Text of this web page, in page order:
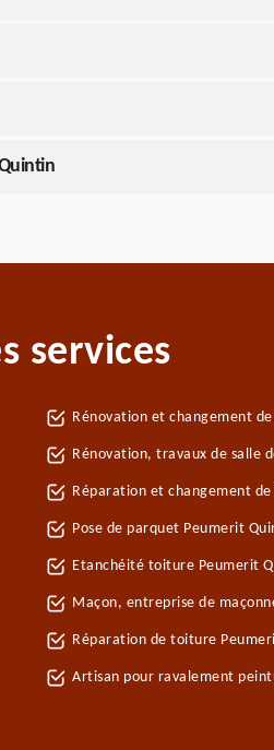
services
Rénovation et changement
Rénovation, travaux de salle
Réparation et changement
Pose de parquet Peumerit
Etanchéité toiture Peumerit
Maçon, entreprise de
Réparation de toiture
Artisan pour ravalement